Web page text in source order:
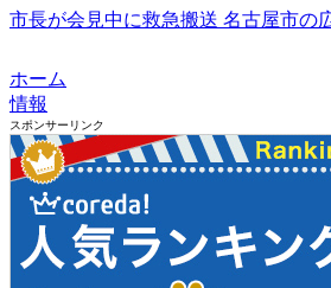
市長が会見中に救急搬送 名古屋市の
ホーム
情報
スポンサーリンク